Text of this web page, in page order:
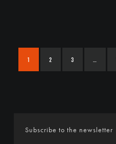
1 2 3